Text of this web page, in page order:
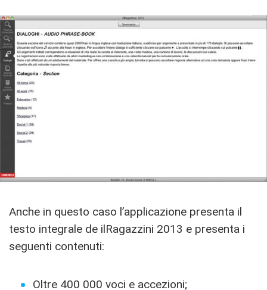
Anche in questo caso l’applicazione presenta il
testo integrale de ilRagazzini 2013 e presenta i
seguenti contenuti:
Oltre 400 000 voci e accezioni;